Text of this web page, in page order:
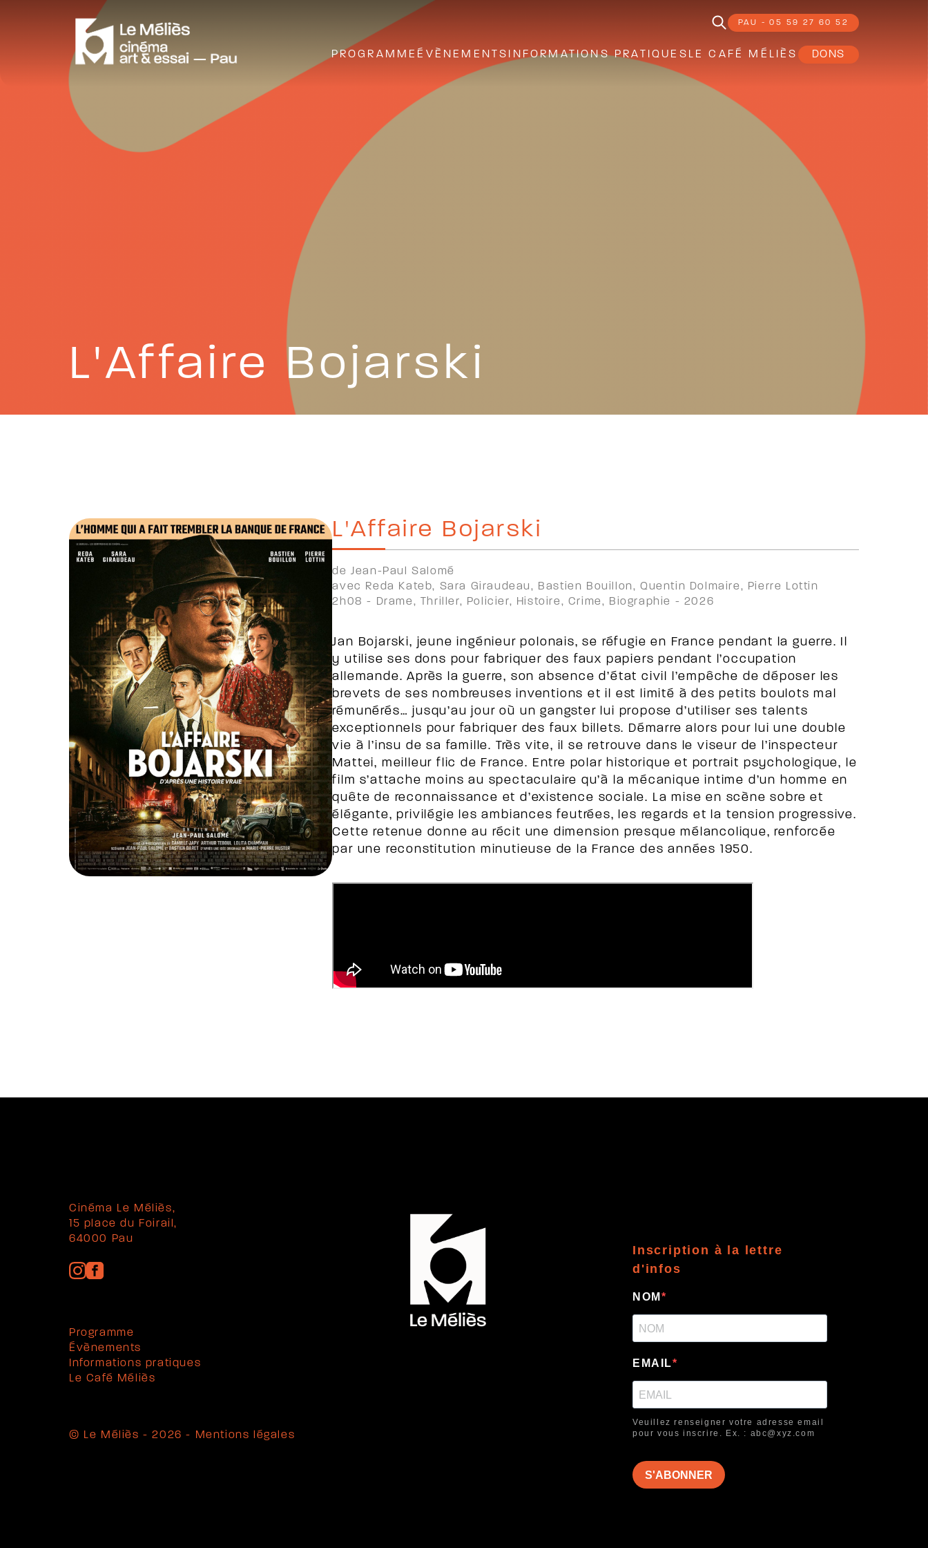
PAU - 05 59 27 60 52
PROGRAMME ÉVÈNEMENTS INFORMATIONS PRATIQUES LE CAFÉ MÉLIÈS DONS
L'Affaire Bojarski
L'Affaire Bojarski
de Jean-Paul Salomé
avec Reda Kateb, Sara Giraudeau, Bastien Bouillon, Quentin Dolmaire, Pierre Lottin
2h08 - Drame, Thriller, Policier, Histoire, Crime, Biographie - 2026
Jan Bojarski, jeune ingénieur polonais, se réfugie en France pendant la guerre. Il
y utilise ses dons pour fabriquer des faux papiers pendant l’occupation
allemande. Après la guerre, son absence d’état civil l’empêche de déposer les
brevets de ses nombreuses inventions et il est limité à des petits boulots mal
rémunérés… jusqu’au jour où un gangster lui propose d’utiliser ses talents
exceptionnels pour fabriquer des faux billets. Démarre alors pour lui une double
vie à l’insu de sa famille. Très vite, il se retrouve dans le viseur de l’inspecteur
Mattei, meilleur flic de France. Entre polar historique et portrait psychologique, le
film s’attache moins au spectaculaire qu’à la mécanique intime d’un homme en
quête de reconnaissance et d’existence sociale. La mise en scène sobre et
élégante, privilégie les ambiances feutrées, les regards et la tension progressive.
Cette retenue donne au récit une dimension presque mélancolique, renforcée
par une reconstitution minutieuse de la France des années 1950.
Cinéma Le Méliès,
15 place du Foirail,
64000 Pau
Programme
Évènements
Informations pratiques
Le Café Méliès
© Le Méliès - 2026 - Mentions légales
Inscription à la lettre
d'infos
NOM
EMAIL
Veuillez renseigner votre adresse email
pour vous inscrire. Ex. : abc@xyz.com
S'ABONNER